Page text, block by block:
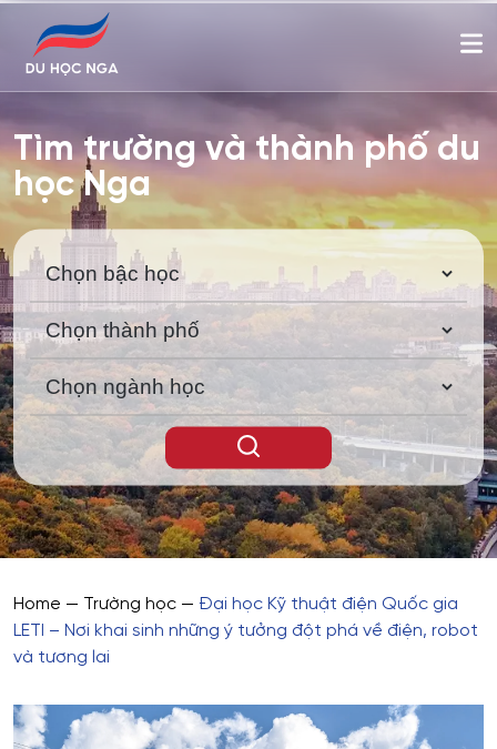
Tìm trường và thành phố du
học Nga
Home — Trường học — Đại học Kỹ thuật điện Quốc gia
LETI – Nơi khai sinh những ý tưởng đột phá về điện, robot
và tương lai